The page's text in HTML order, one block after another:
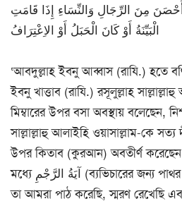
مِنَ الرِّجَالِ وَالنِّسَاءِ إِذَا قَامَتِ
الْبَيِّنَةُ أَوْ كَانَ الْحَبَلُ أَوْ الاِعْتِرَافُ
‘আবদুল্লাহ ইবনু আব্বাস (রাযি.) হতে
ইবনু খাত্তাব (রাযি.) রসূলুল্লাহ
মিম্বারের উপর বসা অবস্থায় বলেছেন,
সাল্লাল্লাহু আলাইহি ওয়াসাল্লাম-কে
উপর কিতাব (কুরআন) অবতীর্ণ
মধ্যে آيَةُ الرَّجْمِ (ব্যভিচারের জন্য পাথর নিক্ষেপের আয়াত) রয়েছে।
তা আমরা পাঠ করেছি, স্মরণ রেখেছি